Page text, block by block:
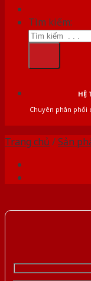
Tìm kiếm:
HỆ
Chuyên phân phối
Trang chủ /Sản